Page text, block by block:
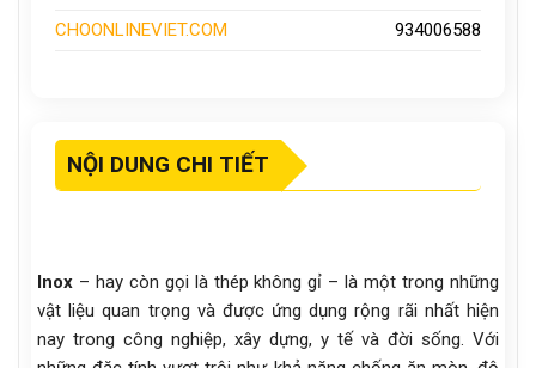
CHOONLINEVIET.COM 934006588
NỘI DUNG CHI TIẾT
Inox – hay còn gọi là thép không gỉ – là một trong những
vật liệu quan trọng và được ứng dụng rộng rãi nhất hiện
nay trong công nghiệp, xây dựng, y tế và đời sống. Với